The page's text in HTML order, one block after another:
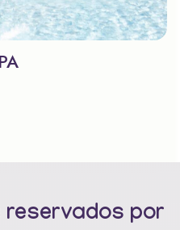
reservados por